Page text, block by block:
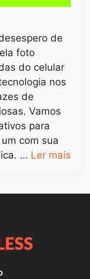
de
foto
do celular
nos
de
Vamos
para
com sua
… Ler mais